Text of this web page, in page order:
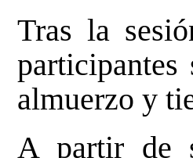
Tras la
participantes
almuerzo y
A partir de